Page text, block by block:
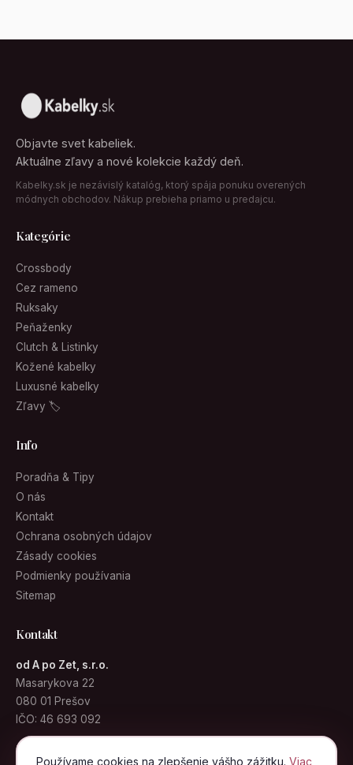
Používame cookies na zlepšenie vášho zážitku. Viac
Objavte svet kabeliek.
Aktuálne zľavy a nové kolekcie každý deň.
Kabelky.sk je nezávislý katalóg, ktorý spája ponuku overených
módnych obchodov. Nákup prebieha priamo u predajcu.
Kategórie
Crossbody
Cez rameno
Ruksaky
Peňaženky
Clutch & Listinky
Kožené kabelky
Luxusné kabelky
Zľavy 🏷
Info
Poradňa & Tipy
O nás
Kontakt
Ochrana osobných údajov
Zásady cookies
Podmienky používania
Sitemap
Kontakt
od A po Zet, s.r.o.
Masarykova 22
080 01 Prešov
IČO: 46 693 092
info@kabelky.sk